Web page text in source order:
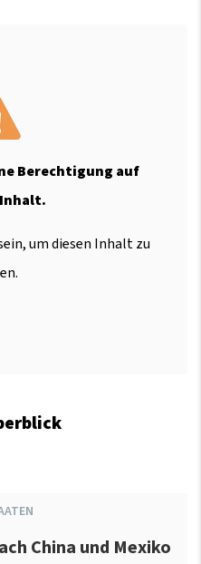
Berechtigung auf
um diesen Inhalt zu
China und Mexiko